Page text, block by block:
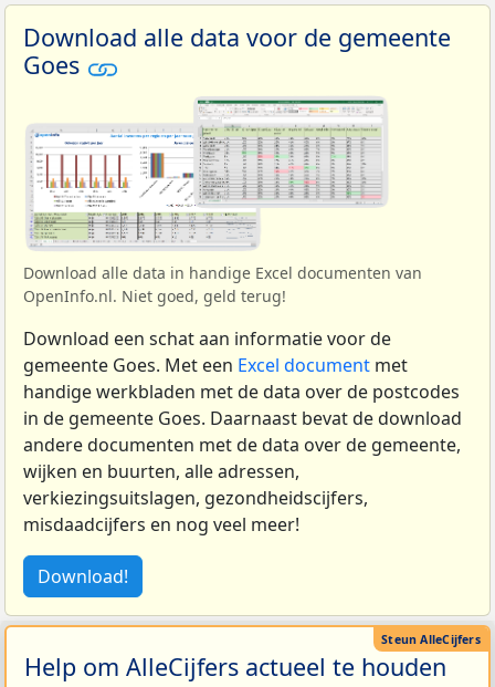
Download alle data voor de gemeente
Goes
Download alle data in handige Excel documenten van
OpenInfo.nl. Niet goed, geld terug!
Download een schat aan informatie voor de
gemeente Goes. Met een Excel document met
handige werkbladen met de data over de postcodes
in de gemeente Goes. Daarnaast bevat de download
andere documenten met de data over de gemeente,
wijken en buurten, alle adressen,
verkiezingsuitslagen, gezondheidscijfers,
misdaadcijfers en nog veel meer!
Download!
Help om AlleCijfers actueel te houden